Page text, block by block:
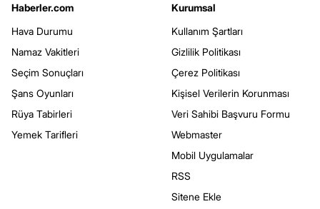
Haberler.com
Hava Durumu
Namaz Vakitleri
Seçim Sonuçları
Şans Oyunları
Rüya Tabirleri
Yemek Tarifleri
Kurumsal
Kullanım Şartları
Gizlilik Politikası
Çerez Politikası
Kişisel Verilerin Korunması
Veri Sahibi Başvuru Formu
Webmaster
Mobil Uygulamalar
RSS
Sitene Ekle